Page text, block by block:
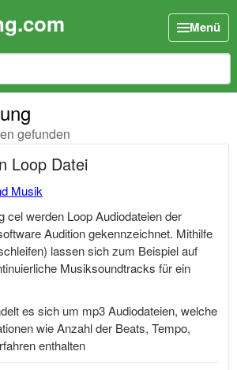
Menü
gefunden
Loop Datei
Musik
cel werden Loop Audiodateien der
Audition gekennzeichnet. Mithilfe
lassen sich zum Beispiel auf
Musiksoundtracks für ein
es sich um mp3 Audiodateien, welche
wie Anzahl der Beats, Tempo,
enthalten